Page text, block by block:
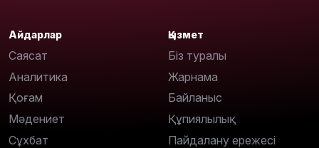
Айдарлар
Саясат
Аналитика
Қоғам
Мәдениет
Сұхбат
Қызмет
Біз туралы
Жарнама
Байланыс
Құпиялылық
Пайдалану ережесі